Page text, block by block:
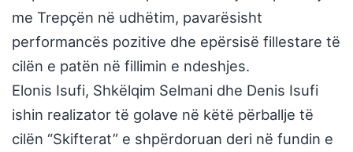
me Trepçën në udhëtim, pavarësisht
performancës pozitive dhe epërsisë fillestare të
cilën e patën në fillimin e ndeshjes.
Elonis Isufi, Shkëlqim Selmani dhe Denis Isufi
ishin realizator të golave në këtë përballje të
cilën “Skifterat” e shpërdoruan deri në fundin e